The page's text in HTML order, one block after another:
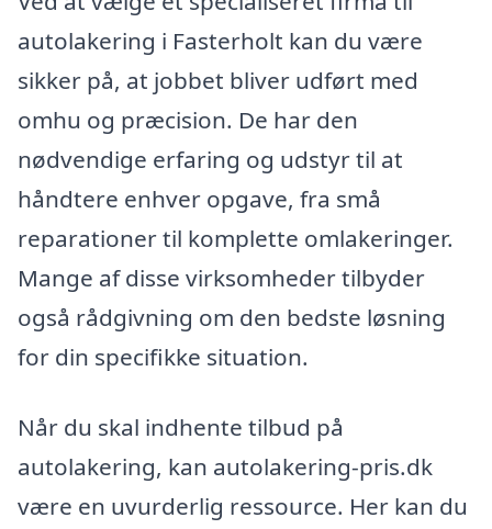
autolakering i Fasterholt kan du være
sikker på, at jobbet bliver udført med
omhu og præcision. De har den
nødvendige erfaring og udstyr til at
håndtere enhver opgave, fra små
reparationer til komplette omlakeringer.
Mange af disse virksomheder tilbyder
også rådgivning om den bedste løsning
for din specifikke situation.
Når du skal indhente tilbud på
autolakering, kan autolakering-pris.dk
være en uvurderlig ressource. Her kan du